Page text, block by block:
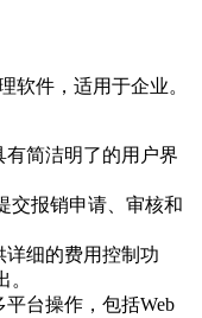
软件，适用于企业。
有简洁明了的用户界
交报销申请、审核和
详细的费用控制功
平台操作，包括Web